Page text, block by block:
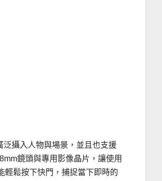
攝入人物與場景，並且也支援
鏡頭與專用影像晶片，讓使用
輕鬆按下快門，捕捉當下即時的